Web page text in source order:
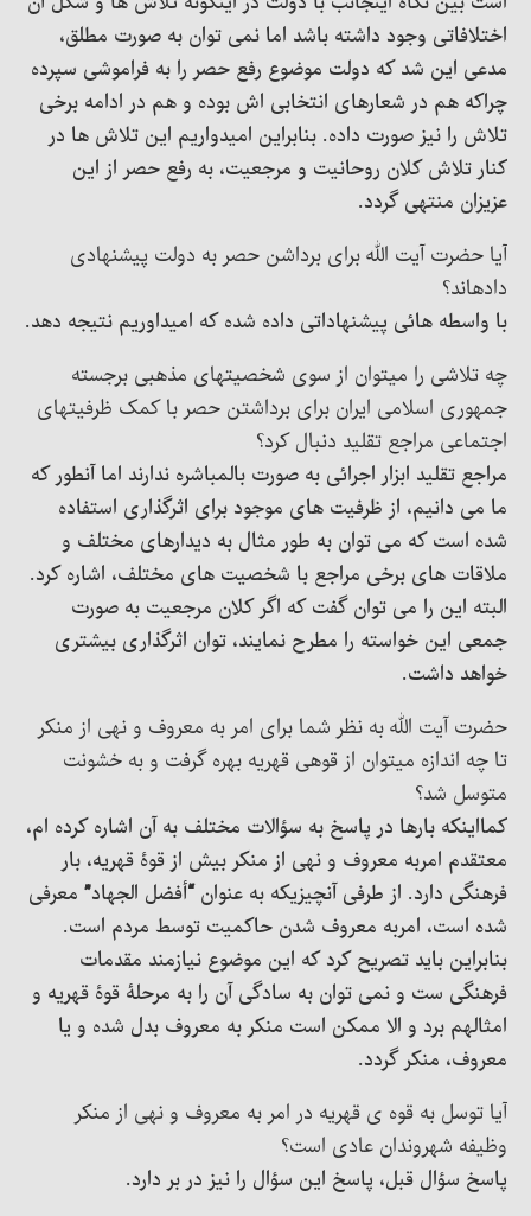
اختلافاتی وجود داشته باشد اما نمی توان به صورت مطلق،
مدعی این شد که دولت موضوع رفع حصر را به فراموشی سپرده
چراکه هم در شعارهای انتخابی اش بوده و هم در ادامه برخی
تلاش را نیز صورت داده. بنابراین امیدواریم این تلاش ها در
کنار تلاش کلان روحانیت و مرجعیت، به رفع حصر از این
عزیزان منتهی گردد.
آیا حضرت آیت الله برای برداشن حصر به دولت پیشنهادی
دادهاند؟
با واسطه هائی پیشنهاداتی داده شده که امیداوریم نتیجه دهد.
چه تلاشی را میتوان از سوی شخصیتهای مذهبی برجسته
جمهوری اسلامی ایران برای برداشتن حصر با کمک ظرفیتهای
اجتماعی مراجع تقلید دنبال کرد؟
مراجع تقلید ابزار اجرائی به صورت بالمباشره ندارند اما آنطور که
ما می دانیم، از ظرفیت های موجود برای اثرگذاری استفاده
شده است که می توان به طور مثال به دیدارهای مختلف و
ملاقات های برخی مراجع با شخصیت های مختلف، اشاره کرد.
البته این را می توان گفت که اگر کلان مرجعیت به صورت
جمعی این خواسته را مطرح نمایند، توان اثرگذاری بیشتری
خواهد داشت.
حضرت آیت الله به نظر شما برای امر به معروف و نهی از منکر
تا چه اندازه میتوان از قوهی قهریه بهره گرفت و به خشونت
متوسل شد؟
کمااینکه بارها در پاسخ به سؤالات مختلف به آن اشاره کرده ام،
معتقدم امربه معروف و نهی از منکر بیش از قوۀ قهریه، بار
فرهنگی دارد. از طرفی آنچیزیکه به عنوان “أفضل الجهاد” معرفی
شده است، امربه معروف شدن حاکمیت توسط مردم است.
بنابراین باید تصریح کرد که این موضوع نیازمند مقدمات
فرهنگی ست و نمی توان به سادگی آن را به مرحلۀ قوۀ قهریه و
امثالهم برد و الا ممکن است منکر به معروف بدل شده و یا
معروف، منکر گردد.
آیا توسل به قوه ی قهریه در امر به معروف و نهی از منکر
وظیفه شهروندان عادی است؟
پاسخ سؤال قبل، پاسخ این سؤال را نیز در بر دارد.